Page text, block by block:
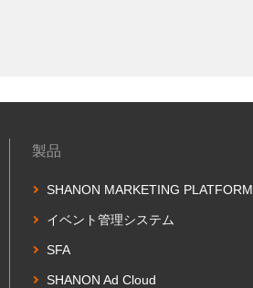
製品
SHANON MARKETING PLATFORM
イベント管理システム
SFA
SHANON Ad Cloud